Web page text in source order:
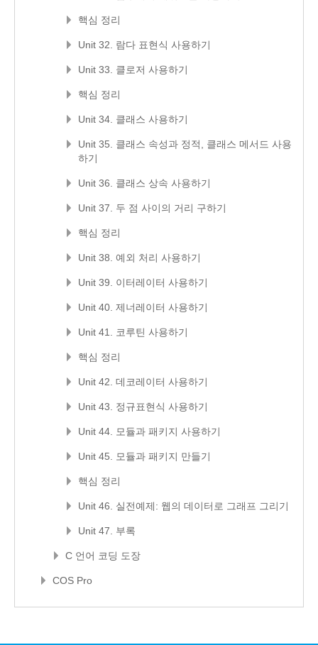
핵심 정리
Unit 32. 람다 표현식 사용하기
Unit 33. 클로저 사용하기
핵심 정리
Unit 34. 클래스 사용하기
Unit 35. 클래스 속성과 정적, 클래스 메서드 사용
하기
Unit 36. 클래스 상속 사용하기
Unit 37. 두 점 사이의 거리 구하기
핵심 정리
Unit 38. 예외 처리 사용하기
Unit 39. 이터레이터 사용하기
Unit 40. 제너레이터 사용하기
Unit 41. 코루틴 사용하기
핵심 정리
Unit 42. 데코레이터 사용하기
Unit 43. 정규표현식 사용하기
Unit 44. 모듈과 패키지 사용하기
Unit 45. 모듈과 패키지 만들기
핵심 정리
Unit 46. 실전예제: 웹의 데이터로 그래프 그리기
Unit 47. 부록
C 언어 코딩 도장
COS Pro